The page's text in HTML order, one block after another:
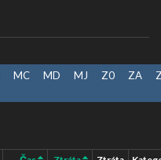
MC MD MJ Z0 ZA